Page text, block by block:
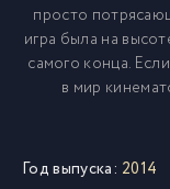
просто
игра была на
самого конца.
в мир
Год выпуска: 2014